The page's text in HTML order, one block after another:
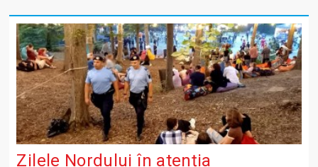
Zilele Nordului în atenția